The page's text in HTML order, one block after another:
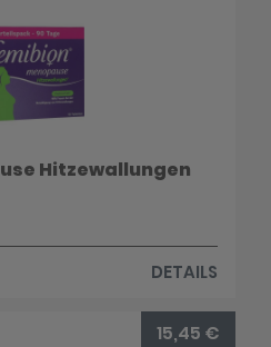
Hitzewallungen
DETAILS
15,45 €